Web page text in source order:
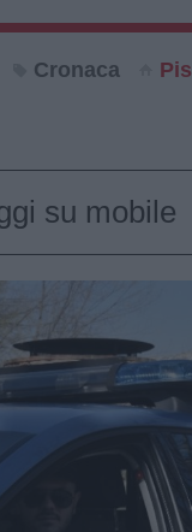
Cronaca
su mobile